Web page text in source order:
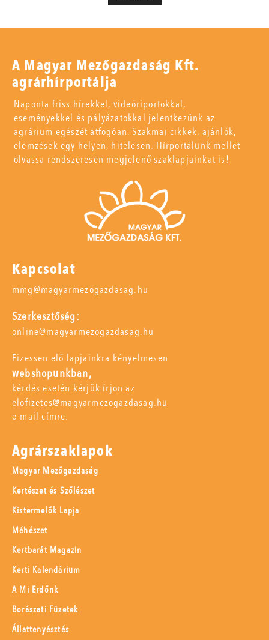
A Magyar Mezőgazdaság Kft.
agrárhírportálja
Naponta friss hírekkel, videóriportokkal,
eseményekkel és pályázatokkal jelentkezünk az
agrárium egészét átfogóan. Szakmai cikkek, ajánlók,
elemzések egy helyen, hitelesen. Hírportálunk mellet
olvassa rendszeresen megjelenő szaklapjainkat is!
Kapcsolat
mmg@magyarmezogazdasag.hu
Szerkesztőség:
online@magyarmezogazdasag.hu
Fizessen elő lapjainkra kényelmesen
webshopunkban,
kérdés esetén kérjük írjon az
elofizetes@magyarmezogazdasag.hu
e-mail címre.
Agrárszaklapok
Magyar Mezőgazdaság
Kertészet és Szőlészet
Kistermelők Lapja
Méhészet
Kertbarát Magazin
Kerti Kalendárium
A Mi Erdőnk
Borászati Füzetek
Állattenyésztés